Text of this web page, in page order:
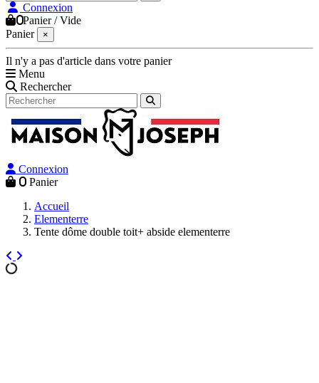
Connexion
0Panier /Vide
Panier
×
Il n'y a pas d'article dans votre panier
Menu
Rechercher
Connexion
0 Panier
Accueil
Elementerre
Tente dôme double toit+ abside elementerre